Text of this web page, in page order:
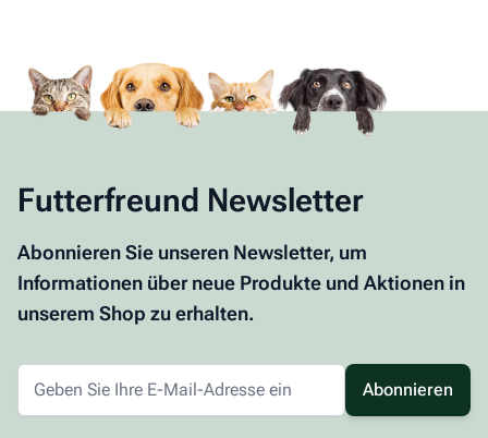
Futterfreund Newsletter
Abonnieren Sie unseren Newsletter, um
Informationen über neue Produkte und Aktionen in
unserem Shop zu erhalten.
Abonnieren